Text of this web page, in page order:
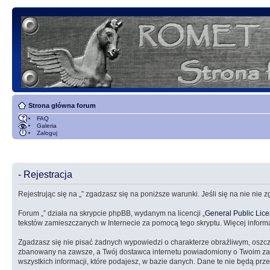
Strona główna forum
FAQ
Galeria
Zaloguj
- Rejestracja
Rejestrując się na „” zgadzasz się na poniższe warunki. Jeśli się na nie nie
Forum „” działa na skrypcie phpBB, wydanym na licencji „ General Public
tekstów zamieszczanych w Internecie za pomocą tego skryptu. Więcej
Zgadzasz się nie pisać żadnych wypowiedzi o charakterze obraźliwym,
zbanowany na zawsze, a Twój dostawca internetu powiadomiony o Twoim
wszystkich informacji, które podajesz, w bazie danych. Dane te nie będą